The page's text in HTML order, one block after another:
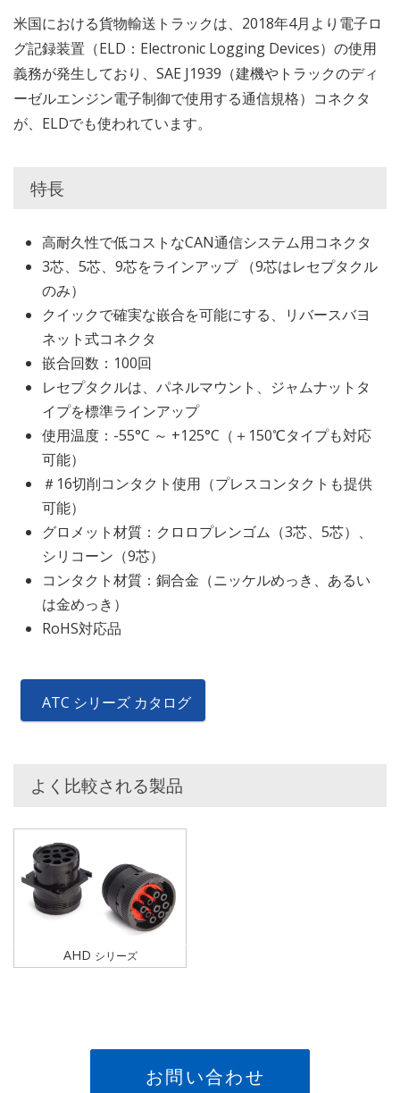
米国における貨物輸送トラックは、2018年4月より電子ロ
グ記録装置（ELD：Electronic Logging Devices）の使用
義務が発生しており、SAE J1939（建機やトラックのディ
ーゼルエンジン電子制御で使用する通信規格）コネクタ
が、ELDでも使われています。
特長
高耐久性で低コストなCAN通信システム用コネクタ
3芯、5芯、9芯をラインアップ （9芯はレセプタクル
のみ）
クイックで確実な嵌合を可能にする、リバースバヨ
ネット式コネクタ
嵌合回数：100回
レセプタクルは、パネルマウント、ジャムナットタ
イプを標準ラインアップ
使用温度：-55°C ～ +125°C（＋150℃タイプも対応
可能）
＃16切削コンタクト使用（プレスコンタクトも提供
可能）
グロメット材質：クロロプレンゴム（3芯、5芯）、
シリコーン（9芯）
コンタクト材質：銅合金（ニッケルめっき、あるい
は金めっき）
RoHS対応品
ATC シリーズ カタログ
よく比較される製品
AHD シリーズ
お問い合わせ